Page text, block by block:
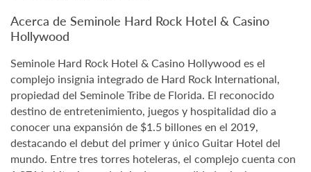
Acerca de Seminole Hard Rock Hotel & Casino
Hollywood
Seminole Hard Rock Hotel & Casino Hollywood es el
complejo insignia integrado de Hard Rock International,
propiedad del Seminole Tribe de Florida. El reconocido
destino de entretenimiento, juegos y hospitalidad dio a
conocer una expansión de $1.5 billones en el 2019,
destacando el debut del primer y único Guitar Hotel del
mundo. Entre tres torres hoteleras, el complejo cuenta con